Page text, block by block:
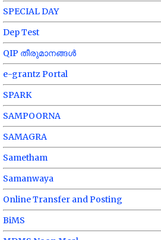
SPECIAL DAY
Dep Test
QIP തീരുമാനങ്ങൾ
e-grantz Portal
SPARK
SAMPOORNA
SAMAGRA
Sametham
Samanwaya
Online Transfer and Posting
BiMS